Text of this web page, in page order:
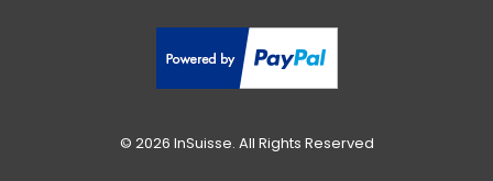
© 2026 InSuisse. All Rights Reserved